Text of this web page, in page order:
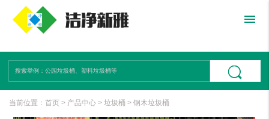
menu
当前位置： 首页> 产品中心> 垃圾桶 > 钢木垃圾桶